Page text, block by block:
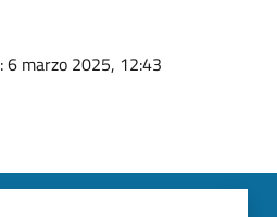
: 6 marzo 2025, 12:43